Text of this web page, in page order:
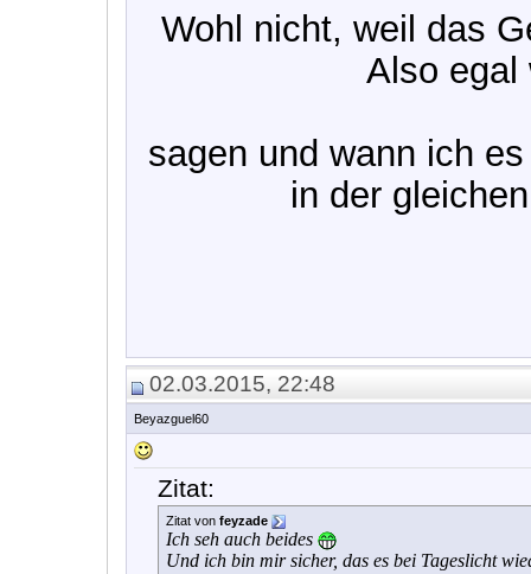
Wohl nicht, weil das
Also egal
sagen und wann ich
in der
02.03.2015, 22:48
Beyazguel60
Zitat:
Zitat von feyzade
Ich seh auch beides
Und ich bin mir sicher, das es bei Tageslicht